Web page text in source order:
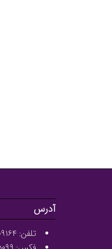
آدرس
تلفن: ۰۲۱۶۶۴۰۹۱۶۴